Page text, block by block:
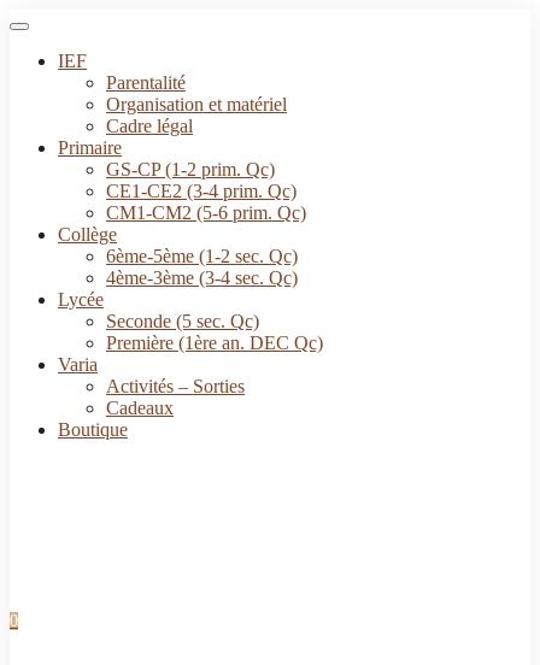
IEF
Parentalité
Organisation et matériel
Cadre légal
Primaire
GS-CP (1-2 prim. Qc)
CE1-CE2 (3-4 prim. Qc)
CM1-CM2 (5-6 prim. Qc)
Collège
6ème-5ème (1-2 sec. Qc)
4ème-3ème (3-4 sec. Qc)
Lycée
Seconde (5 sec. Qc)
Première (1ère an. DEC Qc)
Varia
Activités – Sorties
Cadeaux
Boutique
0